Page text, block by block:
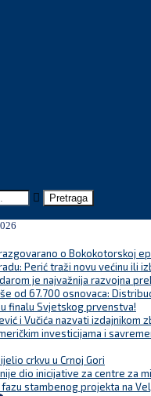
Pretraga
o Bokokotorskoj
Perić traži novu većinu ili
je najvažnija razvojna
od 67.700 osnovaca:
u finalu Svjetskog prvenstva!
i Vučića nazvati izdajnikom
investicijama i
crkvu u Crnoj Gori
dio inicijative za centre za
stambenog projekta na